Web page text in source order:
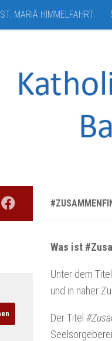
ST. MARIÄ HIMMELFAHRT
Was ist
Unter dem Titel
und in naher
Der Titel